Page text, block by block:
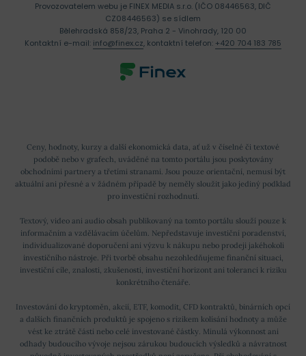
Ceny, hodnoty, kurzy a další ekonomická data, ať už v číselné či textové
podobě nebo v grafech, uváděné na tomto portálu jsou poskytovány
obchodními partnery a třetími stranami. Jsou pouze orientační, nemusí být
aktuální ani přesné a v žádném případě by neměly sloužit jako jediný podklad
pro investiční rozhodnutí.
Textový, video ani audio obsah publikovaný na tomto portálu slouží pouze k
informačním a vzdělávacím účelům. Nepředstavuje investiční poradenství,
individualizované doporučení ani výzvu k nákupu nebo prodeji jakéhokoli
investičního nástroje. Při tvorbě obsahu nezohledňujeme finanční situaci,
investiční cíle, znalosti, zkušenosti, investiční horizont ani toleranci k riziku
konkrétního čtenáře.
Investování do kryptoměn, akcií, ETF, komodit, CFD kontraktů, binárních opcí
a dalších finančních produktů je spojeno s rizikem kolísání hodnoty a může
vést ke ztrátě části nebo celé investované částky. Minulá výkonnost ani
odhady budoucího vývoje nejsou zárukou budoucích výsledků a návratnost
Provozovatelem webu je FINEX MEDIA s.r.o. (IČO 08446563, DIČ
CZ08446563) se sídlem
Bělehradská 858/23, Praha 2 - Vinohrady, 120 00
Kontaktní e-mail: info@finex.cz, kontaktní telefon: +420 704 183 785